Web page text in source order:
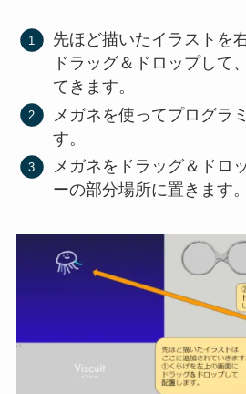
先ほど描いたイラストを
ドラッグ＆ドロップして
てきます。
メガネを使ってプログラ
す。
メガネをドラッグ＆ドロ
ーの部分場所に置きます。